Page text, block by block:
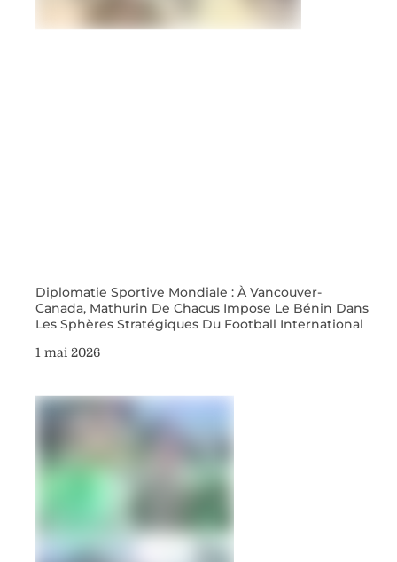
Diplomatie Sportive Mondiale : À Vancouver-
Canada, Mathurin De Chacus Impose Le Bénin Dans
Les Sphères Stratégiques Du Football International
1 mai 2026